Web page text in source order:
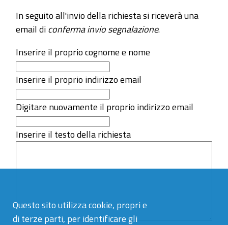
Questo sito utilizza cookie, propri e
di terze parti, per identificare gli
In seguito all'invio della richiesta si riceverà una
email diconferma invio segnalazione.
Inserire il proprio cognome e nome
Inserire il proprio indirizzo email
Digitare nuovamente il proprio indirizzo email
Inserire il testo della richiesta